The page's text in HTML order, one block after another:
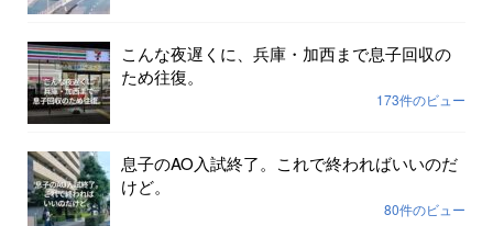
こんな夜遅くに、兵庫・加西まで息子回収の
ため往復。
173件のビュー
息子のAO入試終了。これで終わればいいのだ
けど。
80件のビュー